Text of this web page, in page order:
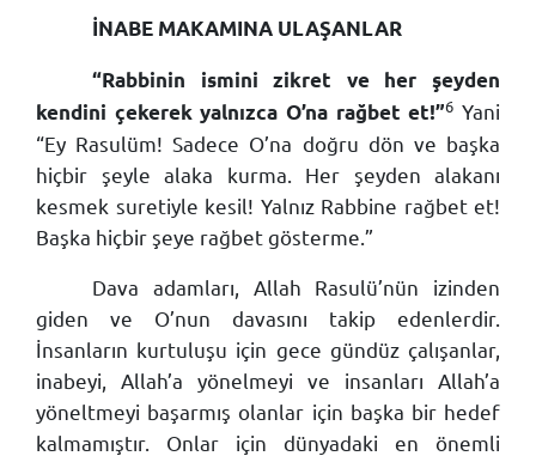
İNABE MAKAMINA ULAŞANLAR
“Rabbinin ismini zikret ve her şeyden
kendini çekerek yalnızca O’na rağbet et!”6 Yani
“Ey Rasulüm! Sadece O’na doğru dön ve başka
hiçbir şeyle alaka kurma. Her şeyden alakanı
kesmek suretiyle kesil! Yalnız Rabbine rağbet et!
Başka hiçbir şeye rağbet gösterme.”
Dava adamları, Allah Rasulü’nün izinden
giden ve O’nun davasını takip edenlerdir.
İnsanların kurtuluşu için gece gündüz çalışanlar,
inabeyi, Allah’a yönelmeyi ve insanları Allah’a
yöneltmeyi başarmış olanlar için başka bir hedef
kalmamıştır. Onlar için dünyadaki en önemli